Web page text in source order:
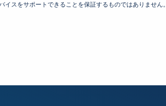
スをサポートできることを保証するものではありません。